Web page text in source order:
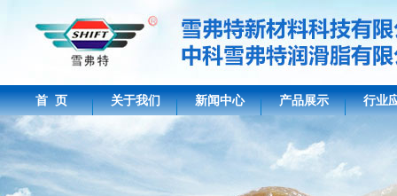
首 页 关于我们 新闻中心 产品展示 行业